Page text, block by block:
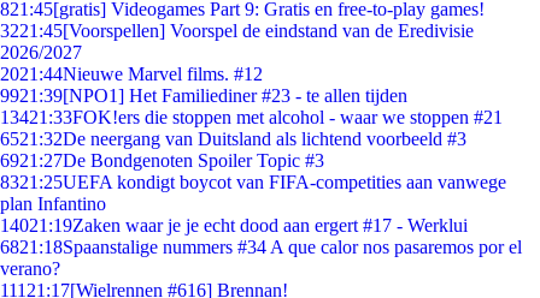
821:45[gratis] Videogames Part 9: Gratis en free-to-play games!
3221:45[Voorspellen] Voorspel de eindstand van de Eredivisie
2026/2027
2021:44Nieuwe Marvel films. #12
9921:39[NPO1] Het Familiediner #23 - te allen tijden
13421:33FOK!ers die stoppen met alcohol - waar we stoppen #21
6521:32De neergang van Duitsland als lichtend voorbeeld #3
6921:27De Bondgenoten Spoiler Topic #3
8321:25UEFA kondigt boycot van FIFA-competities aan vanwege
plan Infantino
14021:19Zaken waar je je echt dood aan ergert #17 - Werklui
6821:18Spaanstalige nummers #34 A que calor nos pasaremos por el
verano?
111 21:17[Wielrennen #616] Brennan!